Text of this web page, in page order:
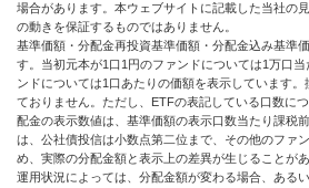
場合があります。本ウェブサイトに記載した当社の
の動きを保証するものではありません。
基準価額・分配金再投資基準価額・分配金込み基準
す。当初元本が1口1円のファンドについては1万口
ンドについては1口あたりの価額を表示しています
ておりません。ただし、ETFの表記している口数に
配金の表示数値は、基準価額の表示口数当たり課税
は、公社債投信は小数点第二位まで、その他のファ
め、実際の分配金額と表示上の差異が生じることがあ
運用状況によっては、分配金額が変わる場合、ある